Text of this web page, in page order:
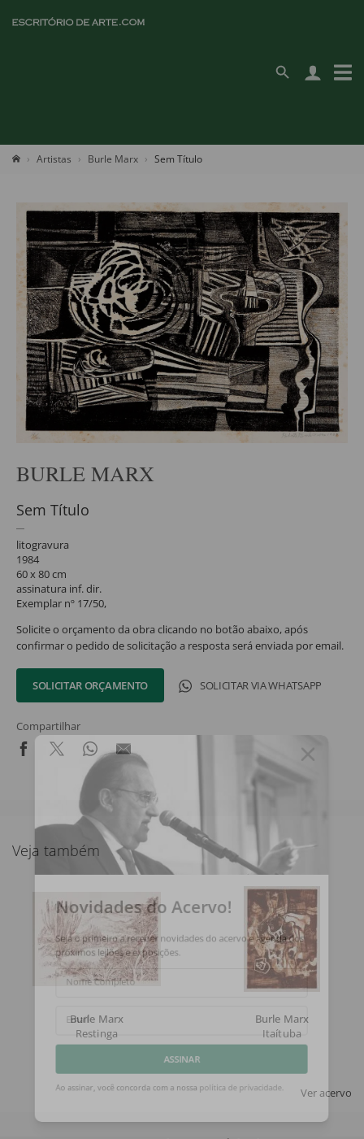
Artistas Burle Marx Sem Título
BURLE MARX
Sem Título
litogravura
1984
60 x 80 cm
assinatura inf. dir.
Exemplar nº 17/50,
Solicite o orçamento da obra clicando no botão abaixo, após
confirmar o pedido de solicitação a resposta será enviada por email.
SOLICITAR ORÇAMENTO SOLICITAR VIA WHATSAPP
Compartilhar
Veja também
Burle Marx
Restinga
Burle Marx
Itaítuba
Ver acervo
Novidades do Acervo!
Seja o primeiro a receber novidades do acervo e agenda dos
próximos leilões e exposições.
Nome Completo
ASSINAR